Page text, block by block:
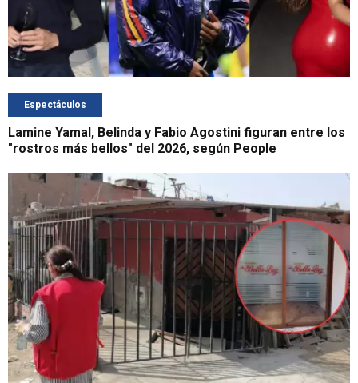
Espectáculos
Lamine Yamal, Belinda y Fabio Agostini figuran entre los
"rostros más bellos" del 2026, según People